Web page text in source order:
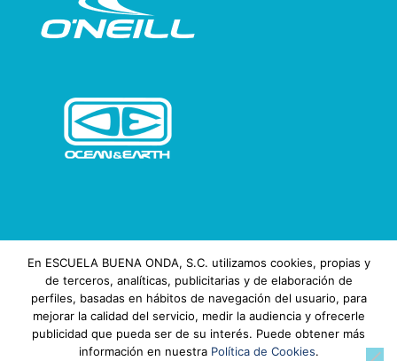
En ESCUELA BUENA ONDA, S.C. utilizamos cookies, propias y
de terceros, analíticas, publicitarias y de elaboración de
perfiles, basadas en hábitos de navegación del usuario, para
mejorar la calidad del servicio, medir la audiencia y ofrecerle
publicidad que pueda ser de su interés. Puede obtener más
información en nuestra Política de Cookies.